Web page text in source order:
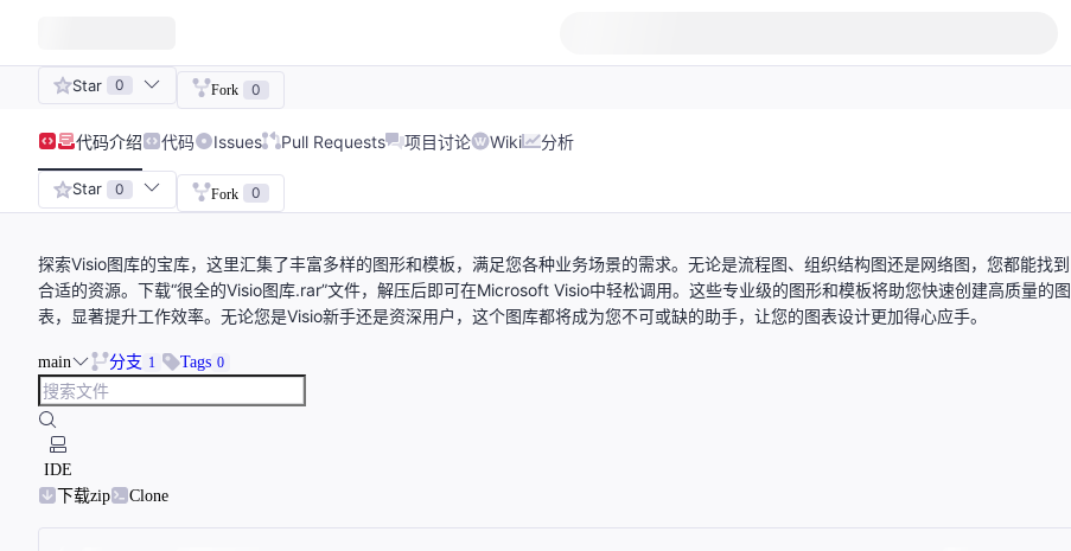
Star 0 Fork 0
代码介绍 代码 Issues Pull Requests 项目讨论 Wiki 分析
Star 0 Fork 0
探索Visio图库的宝库，这里汇集了丰富多样的图形和模板，满足您各种业务场景的需求。无论是流程图、组织结构图还是网络图，您都能找到
合适的资源。下载“很全的Visio图库.rar”文件，解压后即可在Microsoft Visio中轻松调用。这些专业级的图形和模板将助您快速创建高质量的图
表，显著提升工作效率。无论您是Visio新手还是资深用户，这个图库都将成为您不可或缺的助手，让您的图表设计更加得心应手。
main 分支 1 Tags 0
IDE
下载zip
Clone